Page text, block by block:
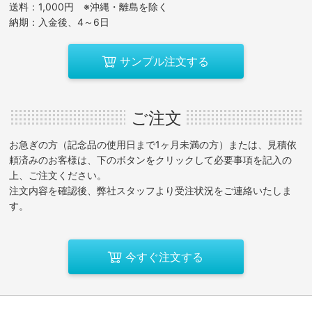
送料：1,000円 ※沖縄・離島を除く
納期：入金後、4～6日
サンプル注文する
ご注文
お急ぎの方（記念品の使用日まで1ヶ月未満の方）または、見積依
頼済みのお客様は、下のボタンをクリックして必要事項を記入の
上、ご注文ください。
注文内容を確認後、弊社スタッフより受注状況をご連絡いたしま
す。
今すぐ注文する